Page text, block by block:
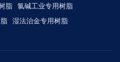
脂 氯碱工业专用树脂
湿法治金专用树脂